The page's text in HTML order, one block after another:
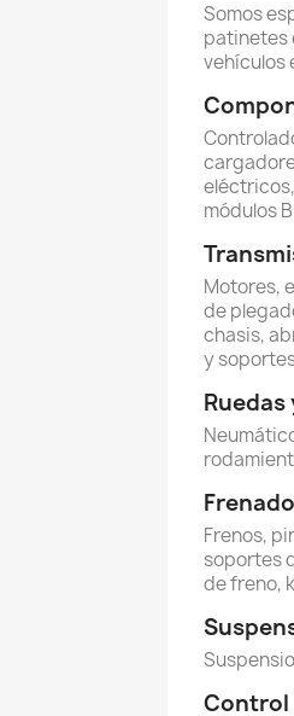
Somos
patinetes
vehículos
módulos
Motores,
de
chasis,
y
Frenado
Frenos,
soportes
de freno,
Control